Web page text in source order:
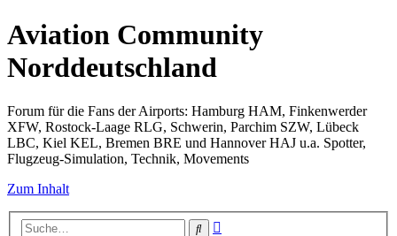
Aviation Community
Norddeutschland
Forum für die Fans der Airports: Hamburg HAM, Finkenwerder
XFW, Rostock-Laage RLG, Schwerin, Parchim SZW, Lübeck
LBC, Kiel KEL, Bremen BRE und Hannover HAJ u.a. Spotter,
Flugzeug-Simulation, Technik, Movements
Zum Inhalt
Suche